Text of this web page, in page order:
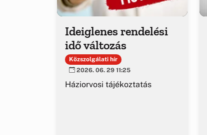
Ideiglenes rendelési
idő változás
Közszolgálati hír
2026. 06. 29 11:25
Háziorvosi tájékoztatás